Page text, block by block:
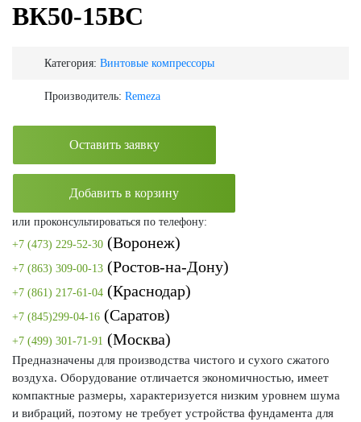
ВК50-15ВС
Категория: Винтовые компрессоры
Производитель: Remeza
Оставить заявку
Добавить в корзину
или проконсультироваться по телефону:
+7 (473) 229-52-30 (Воронеж)
+7 (863) 309-00-13 (Ростов-на-Дону)
+7 (861) 217-61-04 (Краснодар)
+7 (845)299-04-16 (Саратов)
+7 (499) 301-71-91 (Москва)
Предназначены для производства чистого и сухого сжатого
воздуха. Оборудование отличается экономичностью, имеет
компактные размеры, характеризуется низким уровнем шума
и вибраций, поэтому не требует устройства фундамента для